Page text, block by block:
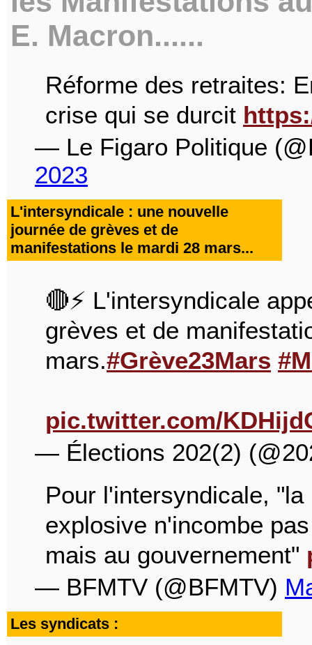
E. Macron......
Réforme des retraites:
crise qui se durcit
— Le Figaro Politique
2023
L'intersyndicale : une nouvelle
journée de grèves et de
manifestations le mardi 28 mars...
🔴⚡️ L'intersyndicale
grèves et de
mars.#Grève23Mars
pic.twitter.com/
— Élections 202(2)
Pour l'intersyndicale,
explosive n'incombe
mais au gouvernement"
— BFMTV (@BFMTV)
Les syndicats :